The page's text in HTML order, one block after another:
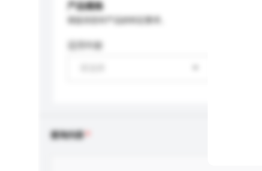
产品规格
适用年龄
查询内容